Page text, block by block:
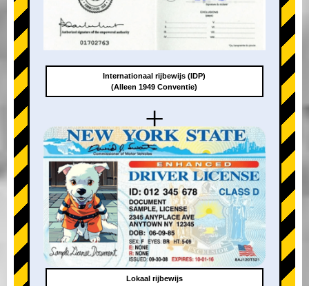
+
Internationaal rijbewijs (IDP)
(Alleen 1949 Conventie)
Lokaal rijbewijs